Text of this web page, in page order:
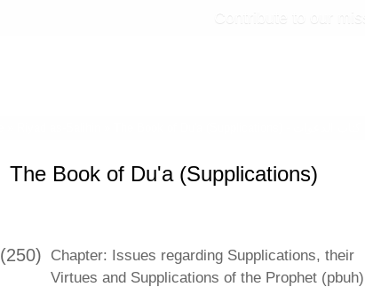
The Book of Du'a (Supplications)
(250) Chapter: Issues regarding Supplications, their
Virtues and Supplications of the Prophet (pbuh)